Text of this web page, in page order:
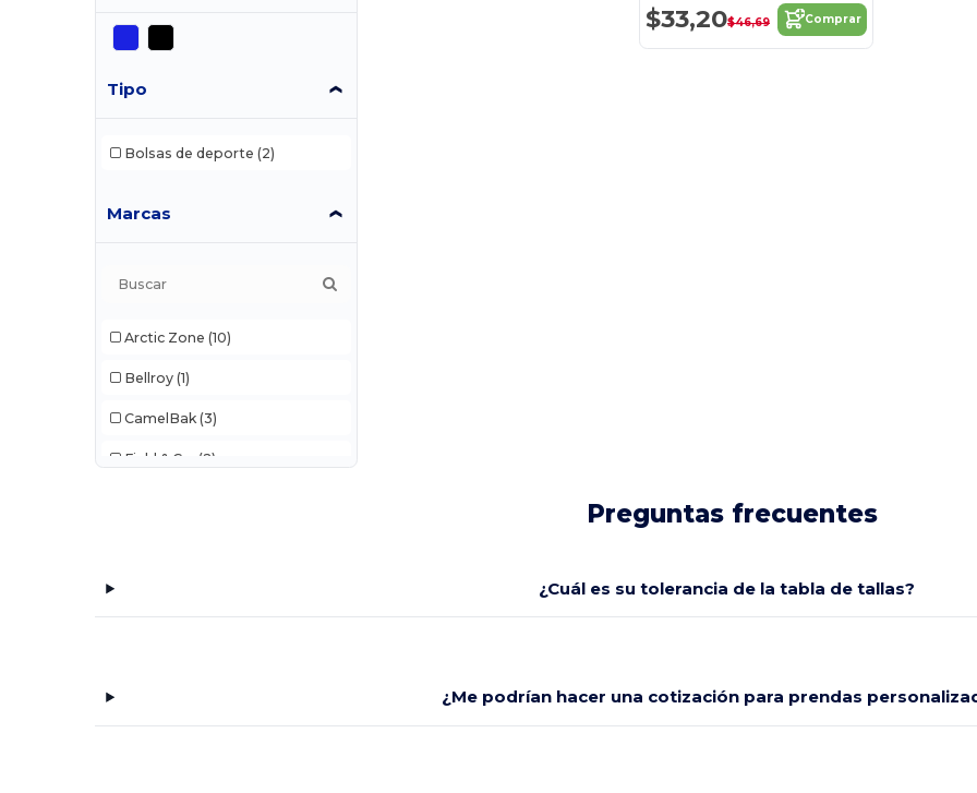
Tipo
Bolsas de deporte (2)
Marcas
Arctic Zone (10)
Bellroy (1)
CamelBak (3)
Field & Co. (2)
PCNA (50)
$33,20$46,69 Comprar
Preguntas frecuentes
¿Cuál es su tolerancia de la tabla de tallas?
¿Me podrían hacer una cotización para prendas